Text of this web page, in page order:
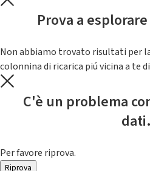
Prova a
Non abbiamo trovato risultati per
colonnina di ricarica piú vicina a te
C'è un problema
dati.
Per favore riprova.
Riprova